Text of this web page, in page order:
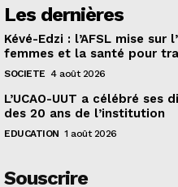
Les dernières
Kévé-Edzi : l’AFSL mise sur
femmes et la santé pour
SOCIETE 4 août 2026
L’UCAO-UUT a célébré
des 20 ans de l’institution
EDUCATION 1 août 2026
Souscrire